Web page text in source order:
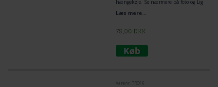
hængekøje. Se nærmere på foto og Lig
flagknob mellem hængekøje og tov.
Læs mere...
79,00 DKK
Varenr. TRO16